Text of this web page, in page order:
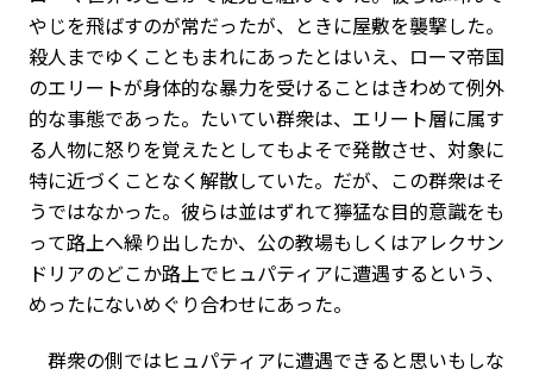
やじを飛ばすのが常だったが、ときに屋敷を襲撃した。
殺人までゆくこともまれにあったとはいえ、ローマ帝国
のエリートが身体的な暴力を受けることはきわめて例外
的な事態であった。たいてい群衆は、エリート層に属す
る人物に怒りを覚えたとしてもよそで発散させ、対象に
特に近づくことなく解散していた。だが、この群衆はそ
うではなかった。彼らは並はずれて獰猛な目的意識をも
って路上へ繰り出したか、公の教場もしくはアレクサン
ドリアのどこか路上でヒュパティアに遭遇するという、
めったにないめぐり合わせにあった。
群衆の側ではヒュパティアに遭遇できると思いもしな